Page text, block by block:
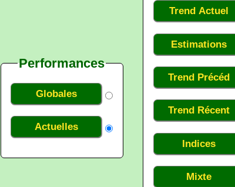
Performances
Globales
Actuelles
Trend Actuel
Estimations
Trend Précéd
Trend Récent
Indices
Mixte